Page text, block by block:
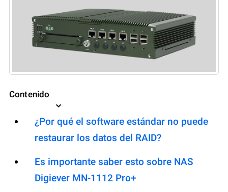
Contenido
¿Por qué el software estándar no puede
restaurar los datos del RAID?
Es importante saber esto sobre NAS
Digiever MN-1112 Pro+